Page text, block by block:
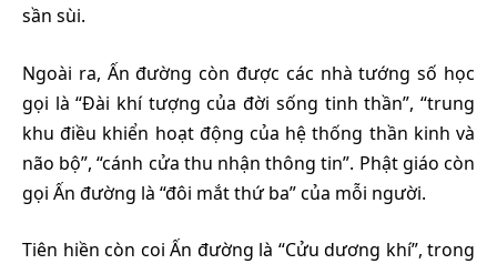
sần sùi.
Ngoài ra, Ấn đường còn được các nhà tướng số học
gọi là “Đài khí tượng của đời sống tinh thần”, “trung
khu điều khiển hoạt động của hệ thống thần kinh và
não bộ”, “cánh cửa thu nhận thông tin”. Phật giáo còn
gọi Ấn đường là “đôi mắt thứ ba” của mỗi người.
Tiên hiền còn coi Ấn đường là “Cửu dương khí”, trong